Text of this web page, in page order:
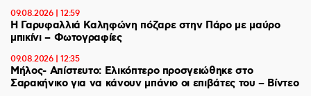
09.08.2026 | 12:59
Η Γαρυφαλλιά Καληφώνη πόζαρε στην Πάρο με μαύρο
μπικίνι – Φωτογραφίες
09.08.2026 | 12:35
Μήλος- Απίστευτο: Ελικόπτερο προσγειώθηκε στο
Σαρακήνικο για να κάνουν μπάνιο οι επιβάτες του – Βίντεο